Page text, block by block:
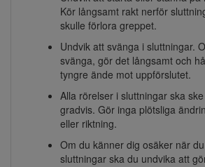
Kör långsamt rakt nerför
skulle förlora greppet.
Undvik att svänga i sluttningar.
svänga, gör det långsamt och
tyngre ände mot uppförslutet.
Alla rörelser i sluttningar ska
gradvis. Gör inga plötsliga
eller riktning.
Om du känner dig osäker när
sluttningar ska du undvika att